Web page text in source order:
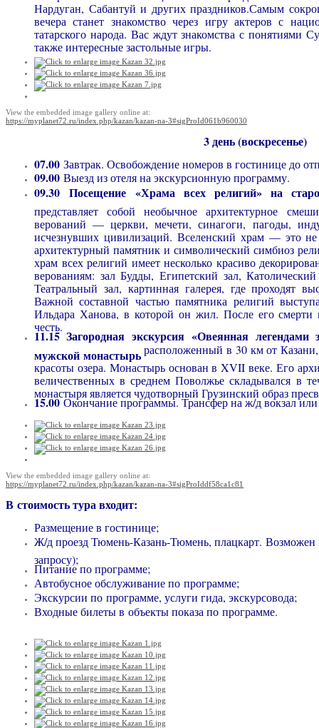
Нардуган, Сабантуй и других праздников.Самым
вечера станет знакомство через игру актеров с
татарского народа. Вас ждут знакомства с
также интересные застольные игры.
View the embedded image gallery online at:
https://myplanet72.ru/index.php/kazan/kazan-na-3#sigProId061b960030
3 день (воскресенье)
07.00 Завтрак. Освобождение номеров в гостинице до
09.00 Выезд из отеля на экскурсионную программу.
09.30 Посещение «Храма всех религий» на
представляет собой необычное архитектурное
верований — церкви, мечети, синагоги, пагоды,
исчезнувших цивилизаций. Вселенский храм — это
архитектурный памятник и символический симбиоз
храм всех религий имеет несколько красиво
верованиям: зал Будды, Египетский зал,
Театральный зал, картинная галерея, где проходят
Важной составной частью памятника религий
Ильдара Ханова, в которой он жил. После его смерти
честь.
11.15 Загородная экскурсия «Овеянная
мужской монастырьрасположенный в 30 км от
красоты озера. Монастырь основан в XVII веке. Его
величественных в среднем Поволжье складывался в
монастыря является чудотворный Грузинский образ
15.00Окончание программы. Трансфер на ж/д вокзал или
View the embedded image gallery online at:
https://myplanet72.ru/index.php/kazan/kazan-na-3#sigProIddf58ca1c81
В стоимость тура входит:
Размещение в гостинице;
Ж/д проезд Тюмень-Казань-Тюмень, плацкарт. Возможен
запросу);
Питание по программе;
Автобусное обслуживание по программе;
Экскурсии по программе, услуги гида, экскурсовода;
Входные билеты в объекты показа по программе.